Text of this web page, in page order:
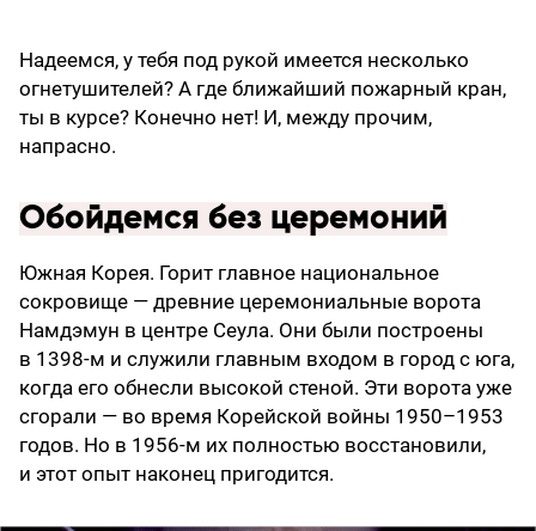
Надеемся, у тебя под рукой имеется несколько
огнетушителей? А где ближайший пожарный кран,
ты в курсе? Конечно нет! И, между прочим,
напрасно.
Обойдемся без церемоний
Южная Корея. Горит главное национальное
сокровище — древние церемониальные ворота
Намдэмун в центре Сеула. Они были построены
в 1398-м и служили главным входом в город с юга,
когда его обнесли высокой стеной. Эти ворота уже
сгорали — во время Корейской войны 1950–1953
годов. Но в 1956-м их полностью восстановили,
и этот опыт наконец пригодится.